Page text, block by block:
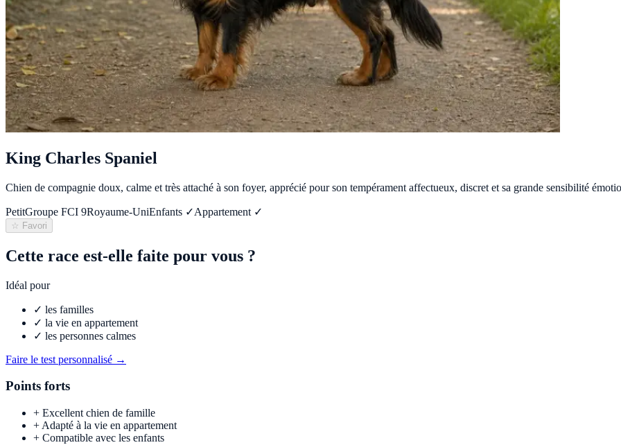
King Charles Spaniel
Chien de compagnie doux, calme et très attaché à son foyer, apprécié pour son tempérament affectueux, discret et sa grande sensibilité
PetitGroupe FCI 9Royaume-UniEnfants ✓Appartement ✓
☆ Favori
Cette race est-elle faite pour vous ?
Idéal pour
✓ les familles
✓ la vie en appartement
✓ les personnes calmes
Faire le test personnalisé →
Points forts
+ Excellent chien de famille
+ Adapté à la vie en appartement
+ Compatible avec les enfants